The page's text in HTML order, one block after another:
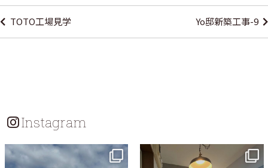
稿
ナ
ョ
ン
TOTO工場見学 Yo邸新築工事-9
Instagram
tomohouseinc
tomohouseinc
7月 13